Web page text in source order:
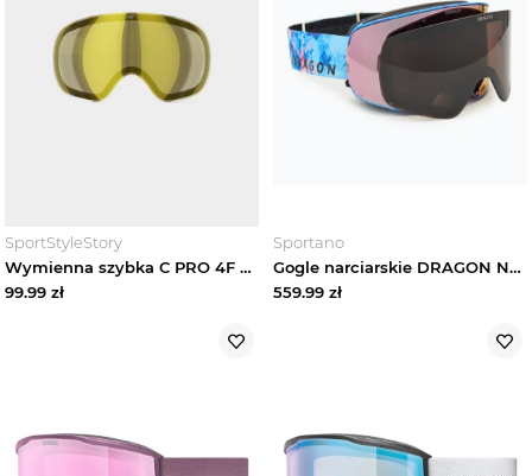
Wyprzedaże
SportStyleStory
Wymienna szybka C PRO 4F 4FMM00ALENUSY1 - żółta
99.99 zł
Sportano
Gogle narciarskie DRAGON NFX2 predator / lumalens rosegold ion+lumalens midnight Niebieski
559.99 zł